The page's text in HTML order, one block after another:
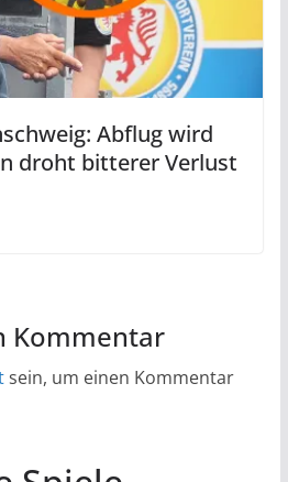
Abflug wird
droht bitterer Verlust
Kommentar
sein, um einen Kommentar